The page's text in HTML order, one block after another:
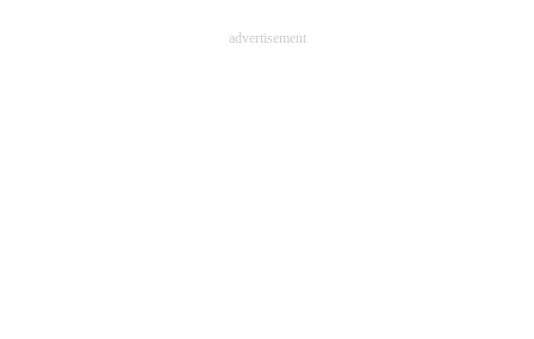
advertisement